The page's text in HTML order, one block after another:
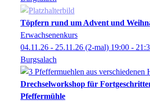
Töpfern rund um Advent und
Erwachsenenkurs
04.11.26 - 25.11.26 (2-mal) 19:00 -
Burgsalach
Drechselworkshop für
Pfeffermühle